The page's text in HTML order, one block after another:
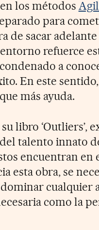
los métodos
para
de sacar
refuerce
a
En este
más ayuda.
su libro ‘Outliers’,
talento innato
encuentran en
esta obra, se
cualquier
como la